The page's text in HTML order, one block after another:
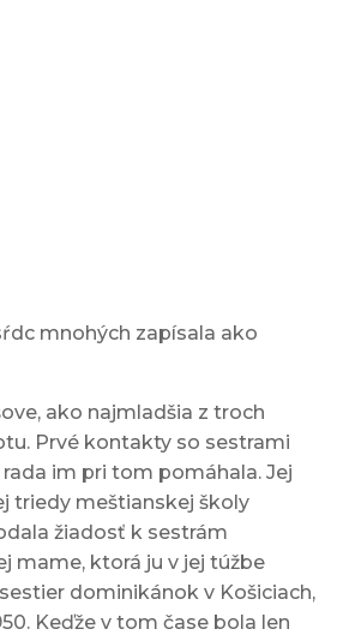
mnohých zapísala ako
ako najmladšia z troch
Prvé kontakty so sestrami
im pri tom pomáhala. Jej
triedy meštianskej školy
žiadosť k sestrám
mame, ktorá ju v jej túžbe
dominikánok v Košiciach,
Keďže v tom čase bola len